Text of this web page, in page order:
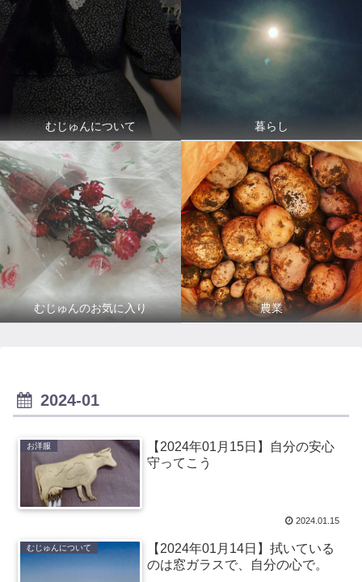
むじゅんについて 暮らし
むじゅんのお気に入り 農業
2024-01
お洋服
【2024年01月15日】自分の安心
守ってこう
2024.01.15
むじゅんについて
【2024年01月14日】拭いている
のは窓ガラスで、自分の心で。